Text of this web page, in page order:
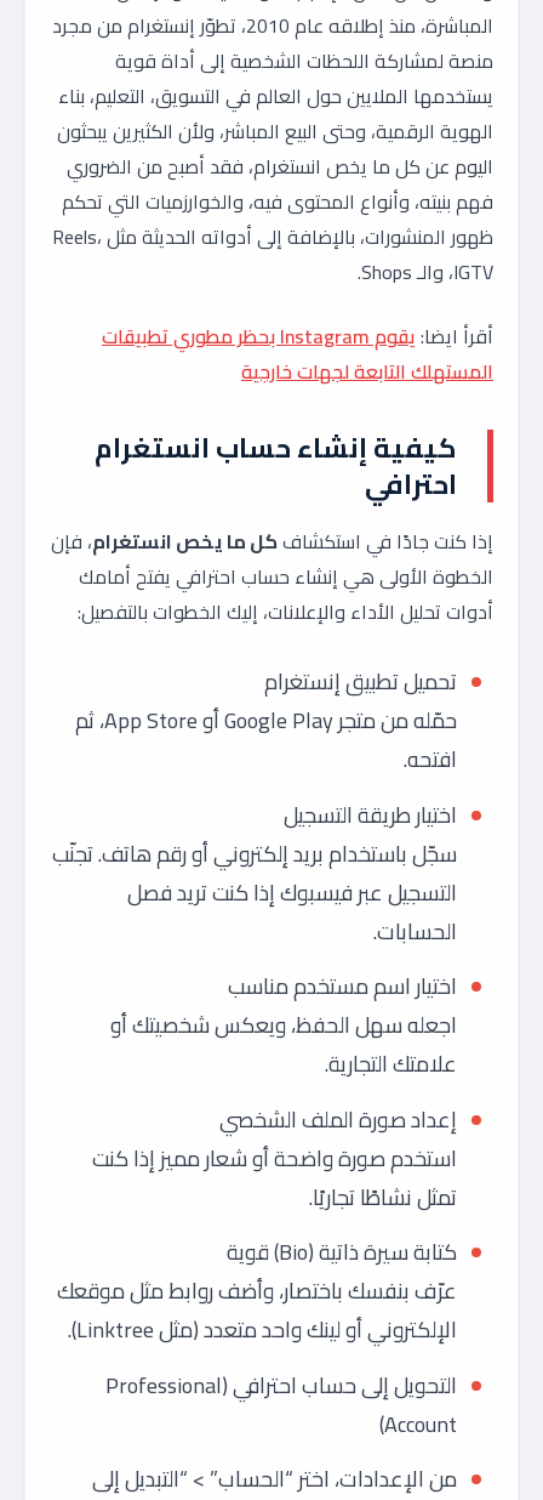
المباشرة، منذ إطلاقه عام 2010، تطوّر إنستغرام من مجرد
منصة لمشاركة اللحظات الشخصية إلى أداة قوية
يستخدمها الملايين حول العالم في التسويق، التعليم، بناء
الهوية الرقمية، وحتى البيع المباشر، ولأن الكثيرين يبحثون
اليوم عن كل ما يخص انستغرام، فقد أصبح من الضروري
فهم بنيته، وأنواع المحتوى فيه، والخوارزميات التي تحكم
ظهور المنشورات، بالإضافة إلى أدواته الحديثة مثل Reels،
IGTV، والـ Shops.
أقرأ ايضا:
يقوم Instagram بحظر مطوري تطبيقات
المستهلك التابعة لجهات خارجية
كيفية إنشاء حساب انستغرام
احترافي
إذا كنت جادًا في استكشافكل ما يخص انستغرام، فإن
الخطوة الأولى هي إنشاء حساب احترافي يفتح أمامك
أدوات تحليل الأداء والإعلانات، إليك الخطوات بالتفصيل:
تحميل تطبيق إنستغرام
حمّله من متجر Google Play أو App Store، ثم
افتحه.
اختيار طريقة التسجيل
سجّل باستخدام بريد إلكتروني أو رقم هاتف. تجنّب
التسجيل عبر فيسبوك إذا كنت تريد فصل
الحسابات.
اختيار اسم مستخدم مناسب
اجعله سهل الحفظ، ويعكس شخصيتك أو
علامتك التجارية.
إعداد صورة الملف الشخصي
استخدم صورة واضحة أو شعار مميز إذا كنت
تمثل نشاطًا تجاريًا.
كتابة سيرة ذاتية (Bio) قوية
عرّف بنفسك باختصار، وأضف روابط مثل موقعك
الإلكتروني أو لينك واحد متعدد (مثل Linktree).
التحويل إلى حساب احترافي (Professional
Account)
من الإعدادات، اختر “الحساب” > “التبديل إلى